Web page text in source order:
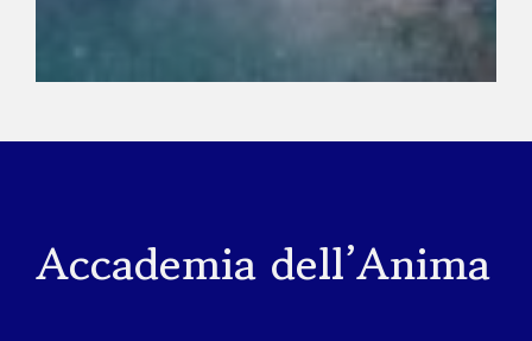
Accademia dell’Anima